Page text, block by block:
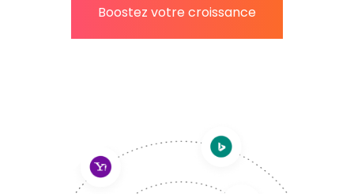
Boostez votre croissance